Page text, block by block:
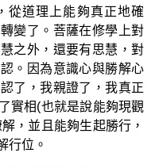
從道理上能夠真正地確
變了。菩薩在修學上對
之外，還要有思慧，對
。因為意識心與勝解心
了，我親證了，我真正
實相(也就是說能夠現觀
，並且能夠生起勝行，
行位。